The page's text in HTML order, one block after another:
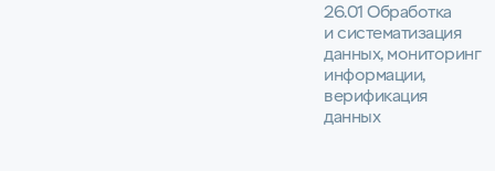
26.01 Обработка
и систематизация
данных, мониторинг
информации,
верификация
данных